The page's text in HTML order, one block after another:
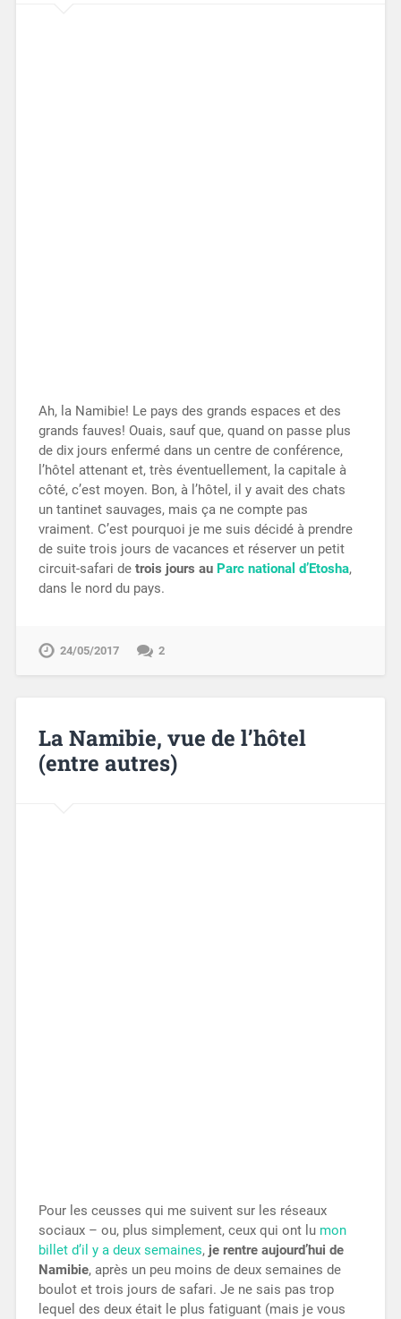
Ah, la Namibie! Le pays des grands espaces et des
grands fauves! Ouais, sauf que, quand on passe plus
de dix jours enfermé dans un centre de conférence,
l’hôtel attenant et, très éventuellement, la capitale à
côté, c’est moyen. Bon, à l’hôtel, il y avait des chats
un tantinet sauvages, mais ça ne compte pas
vraiment. C’est pourquoi je me suis décidé à prendre
de suite trois jours de vacances et réserver un petit
circuit-safari de trois jours au Parc national d’Etosha,
dans le nord du pays.
24/05/2017 2
La Namibie, vue de l’hôtel
(entre autres)
Pour les ceusses qui me suivent sur les réseaux
sociaux – ou, plus simplement, ceux qui ont lu mon
billet d’il y a deux semaines, je rentre aujourd’hui de
Namibie, après un peu moins de deux semaines de
boulot et trois jours de safari. Je ne sais pas trop
lequel des deux était le plus fatiguant (mais je vous